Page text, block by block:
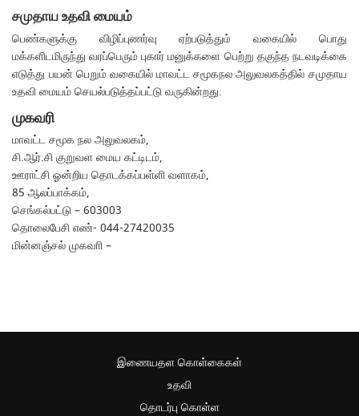
சமுதாய உதவி மையம்
பெண்களுக்கு விழிப்புணர்வு ஏற்படுத்தும் வகையில் பொது
மக்களிடமிருந்து வரப்பெரும் புகார் மனுக்களை பெற்று தகுந்த நடவடிக்கை
எடுத்து பயன் பெறும் வகையில் மாவட்ட சமூகநல அலுவலகத்தில் சமுதாய
உதவி மையம் செயல்படுத்தப்பட்டு வருகின்றது.
முகவரி
மாவட்ட சமூக நல அலுவலகம்,
சி.ஆர்.சி குறுவள மைய கட்டிடம்,
ஊராட்சி ஓன்றிய தொடக்கப்பள்ளி வளாகம்,
85 ஆலப்பாக்கம்,
செங்கல்பட்டு – 603003
தொலைபேசி எண்- 044-27420035
மின்னஞ்சல் முகவாி –
இணையதள கொள்கைகள்
உதவி
தொடர்பு கொள்ள